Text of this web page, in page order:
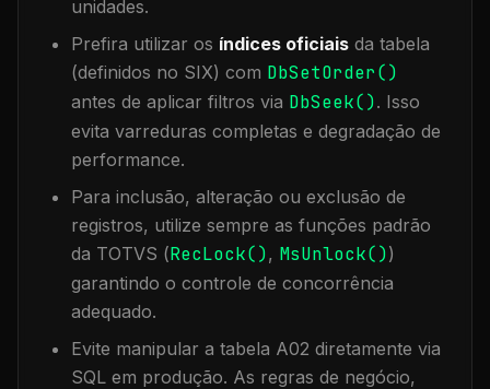
unidades.
Prefira utilizar os índices oficiais da tabela
(definidos no SIX) com DbSetOrder()
antes de aplicar filtros via DbSeek(). Isso
evita varreduras completas e degradação de
performance.
Para inclusão, alteração ou exclusão de
registros, utilize sempre as funções padrão
da TOTVS (RecLock(), MsUnlock())
garantindo o controle de concorrência
adequado.
Evite manipular a tabela A02 diretamente via
SQL em produção. As regras de negócio,